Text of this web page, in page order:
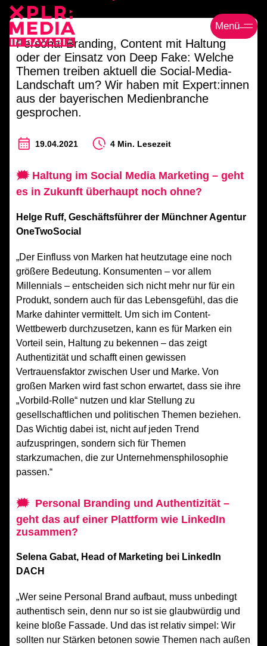
Menü
Personal Branding, Content mit Haltung
oder der Einsatz von Deep Fake: Welche
Themen treiben aktuell die Social-Media-
Landschaft um? Wir haben mit Expert:innen
aus der bayerischen Medienbranche
gesprochen.
19.04.2021 4 Min. Lesezeit
🗯Haltung im Social Media Marketing – geht
es in Zukunft überhaupt noch ohne?
Helge Ruff, Geschäftsführer der Münchner Agentur
OneTwoSocial
„Der Einfluss von Marken hat heutzutage eine noch
größere Bedeutung. Konsumenten – vor allem
Millennials – entscheiden sich nicht mehr nur für ein
Produkt, sondern auch für das Lebensgefühl, das die
Marke dahinter vermittelt. Um sich im Content-
Wettbewerb durchzusetzen, kann es für Marken ein
Vorteil sein, Haltung zu bekennen – das zeigt
Authentizität und schafft einen gewissen
Vertrauensfaktor zwischen User und Marke. Von
großen Marken wird fast schon erwartet, dass sie ihre
„Vorbild-Rolle“ nutzen und klar Stellung zu
gesellschaftlichen und politischen Themen beziehen.
Das Wichtig dabei ist, nicht auf jeden Trend
aufzuspringen, sondern sich für Themen
starkzumachen, die zur Unternehmensphilosophie
passen.“
🗯 Personal Branding und Authentizität –
geht das auf einer Plattform wie LinkedIn
zusammen?
Selena Gabat, Head of Marketing bei LinkedIn
DACH
„Wer seine Personal Brand aufbaut, muss unbedingt
authentisch sein, denn nur so ist sie glaubwürdig und
keine bloße Fassade. Und das ist relativ simpel: Wir
sollten nur Stärken betonen sowie Themen nach außen